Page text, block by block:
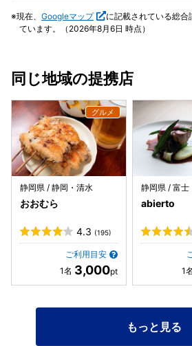
には賞味期限切れのものが混ざってい
を感じました。 チェックアウト時には、雨だった場合に荷物
で対応できません」と言われ、その後
変わりました。状況によるのは理解で
に少し不信感を覚えました。 無料サービスや館内施設は魅力
的でしたが、宿泊料金を考えると期待
かず、残念ながら「また利用したい」
た。設備や清掃、サービス面が改善さ
になると思います。
ケーキサービスの際真っ暗にされ手元
すまない。お祝いサービスを頼んでな
頼む際には専用のWi-Fiがあったが
かった。 部屋は素敵だったがベッド
極薄で中敷とかもなくシーツが一枚下
た。 夜食時間が決まっているため19
と夜食はほぼ食べれない。不公平があ
しい。
現在、 Googleマップ
に記載されている総合
ています。（2026年8月6日 時点）
同じ地域の提携店
静岡県 / 静岡・清水
おおむら
4.3 (195)
ご利用目安
3,000
静岡県 / 富士
abierto
もっと見る